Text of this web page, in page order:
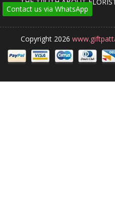
THE TRUTH ABOUT
Contact us via WhatsApp
Copyright 2026